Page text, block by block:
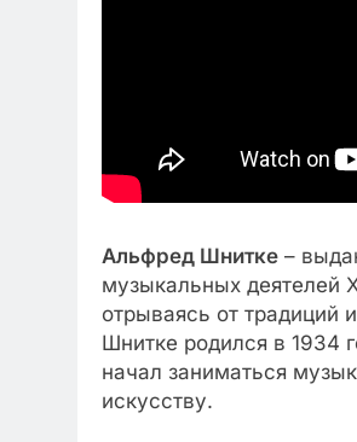
Альфред Шнитке –
музыкальных деятелей
отрываясь от традиций
Шнитке родился в 1934
начал заниматься
искусству.